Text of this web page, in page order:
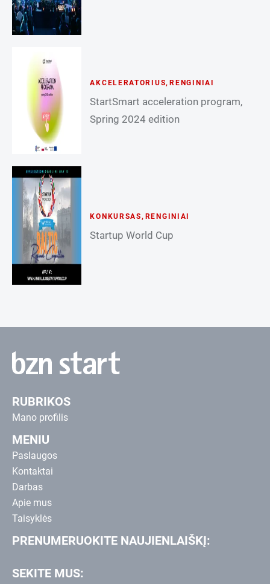
AKCELERATORIUS, RENGINIAI
StartSmart acceleration program,
Spring 2024 edition
KONKURSAS, RENGINIAI
Startup World Cup
RUBRIKOS
Mano profilis
MENIU
Paslaugos
Kontaktai
Darbas
Apie mus
Taisyklės
PRENUMERUOKITE NAUJIENLAIŠKĮ:
SEKITE MUS: